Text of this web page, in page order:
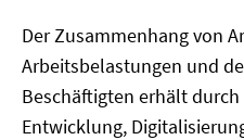
Der Zusammenhang von
Arbeitsbelastungen und
Beschäftigten erhält
Entwicklung,